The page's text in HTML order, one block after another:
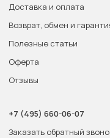
Доставка и оплата
Возврат, обмен и
Полезные статьи
Оферта
Отзывы
+7 (495) 660-06-07
Заказать обратный